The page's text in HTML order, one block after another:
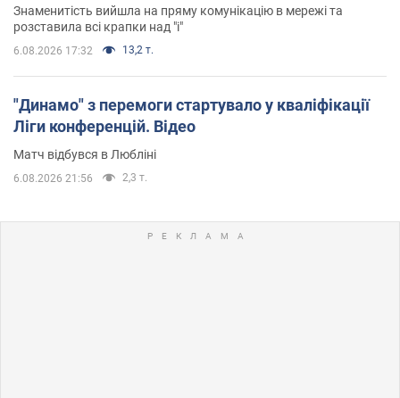
Знаменитість вийшла на пряму комунікацію в мережі та
розставила всі крапки над "і"
6.08.2026 17:32 13,2 т.
"Динамо" з перемоги стартувало у кваліфікації
Ліги конференцій. Відео
Матч відбувся в Любліні
6.08.2026 21:56 2,3 т.